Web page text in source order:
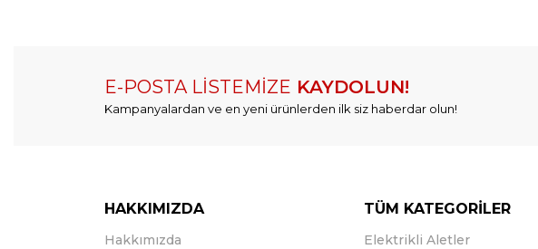
E-POSTA LİSTEMİZE KAYDOLUN!
Kampanyalardan ve en yeni ürünlerden ilk siz haberdar olun!
HAKKIMIZDA
Hakkımızda
TÜM KATEGORİLER
Elektrikli Aletler